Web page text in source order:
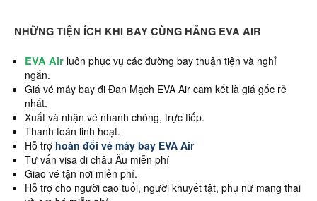
NHỮNG TIỆN ÍCH KHI BAY CÙNG HÃNG EVA AIR
EVA Air luôn phục vụ các đường bay thuận tiện và nghỉ
ngắn.
Giá vé máy bay đi Đan Mạch EVA Air cam kết là giá gốc rẻ
nhất.
Xuất và nhận vé nhanh chóng, trực tiếp.
Thanh toán linh hoạt.
Hỗ trợ hoàn đổi vé máy bay EVA Air
Tư vấn visa đi châu Âu miễn phí
Giao vé tận nơi miễn phí.
Hỗ trợ cho người cao tuổi, người khuyết tật, phụ nữ mang thai